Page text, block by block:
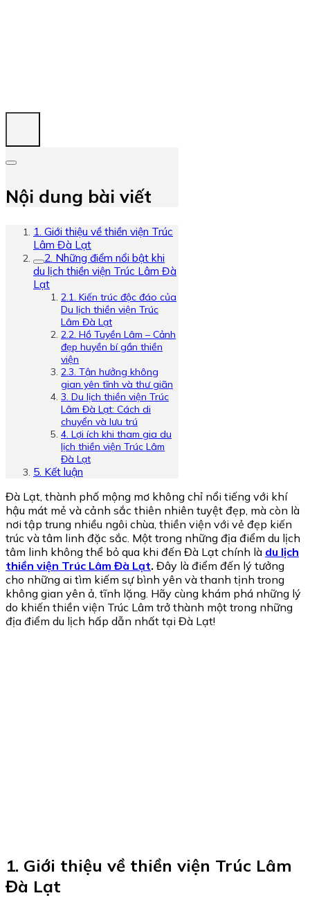
Nội dung bài viết
1. Giới thiệu về thiền viện Trúc
Lâm Đà Lạt
2. Những điểm nổi bật khi
du lịch thiền viện Trúc Lâm Đà
Lạt
2.1. Kiến trúc độc đáo của
Du lịch thiền viện Trúc
Lâm Đà Lạt
2.2. Hồ Tuyền Lâm – Cảnh
đẹp huyền bí gần thiền
viện
2.3. Tận hưởng không
gian yên tĩnh và thư giãn
3. Du lịch thiền viện Trúc
Lâm Đà Lạt: Cách di
chuyển và lưu trú
4. Lợi ích khi tham gia du
lịch thiền viện Trúc Lâm
Đà Lạt
5. Kết luận
Đà Lạt, thành phố mộng mơ không chỉ nổi tiếng với khí
hậu mát mẻ và cảnh sắc thiên nhiên tuyệt đẹp, mà còn là
nơi tập trung nhiều ngôi chùa, thiền viện với vẻ đẹp kiến
trúc và tâm linh đặc sắc. Một trong những địa điểm du lịch
tâm linh không thể bỏ qua khi đến Đà Lạt chính là du lịch
thiền viện Trúc Lâm Đà Lạt. Đây là điểm đến lý tưởng
cho những ai tìm kiếm sự bình yên và thanh tịnh trong
không gian yên ả, tĩnh lặng. Hãy cùng khám phá những lý
do khiến thiền viện Trúc Lâm trở thành một trong những
địa điểm du lịch hấp dẫn nhất tại Đà Lạt!
1. Giới thiệu về thiền viện Trúc Lâm
Đà Lạt